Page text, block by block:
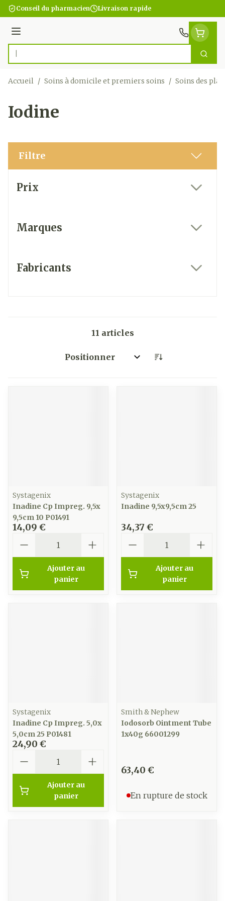
Aller au contenu
Conseil du pharmacien Livraison rapide
Menu
Rechercher
Accueil / Soins à domicile et premiers soins / Soins des
Iodine
Filtre
Prix
Marques
Fabricants
11 articles
Trier par:
Systagenix
Inadine Cp Impreg. 9,5x
9,5cm 10 P01491
14,09 €
Ajouter au
panier
Systagenix
Inadine 9,5x9,5cm 25
34,37 €
Ajouter au
panier
Systagenix
Inadine Cp Impreg. 5,0x
5,0cm 25 P01481
24,90 €
Ajouter au
panier
Smith & Nephew
Iodosorb Ointment Tube
1x40g 66001299
63,40 €
En rupture de stock